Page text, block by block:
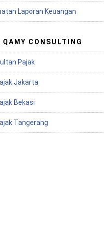
Laporan Keuangan
QAMY CONSULTING
Pajak
Jakarta
Bekasi
Tangerang